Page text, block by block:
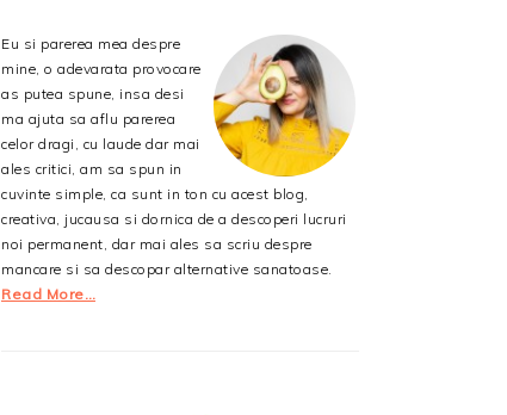
Eu si parerea mea despre
mine, o adevarata provocare
as putea spune, insa desi
ma ajuta sa aflu parerea
celor dragi, cu laude dar mai
ales critici, am sa spun in
cuvinte simple, ca sunt in ton cu acest blog,
creativa, jucausa si dornica de a descoperi lucruri
noi permanent, dar mai ales sa scriu despre
mancare si sa descopar alternative sanatoase.
Read More…